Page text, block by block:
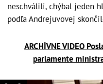
neschválili, chýbal jeden
podľa Andrejuvovej
ARCHÍVNE VIDEO
parlamente